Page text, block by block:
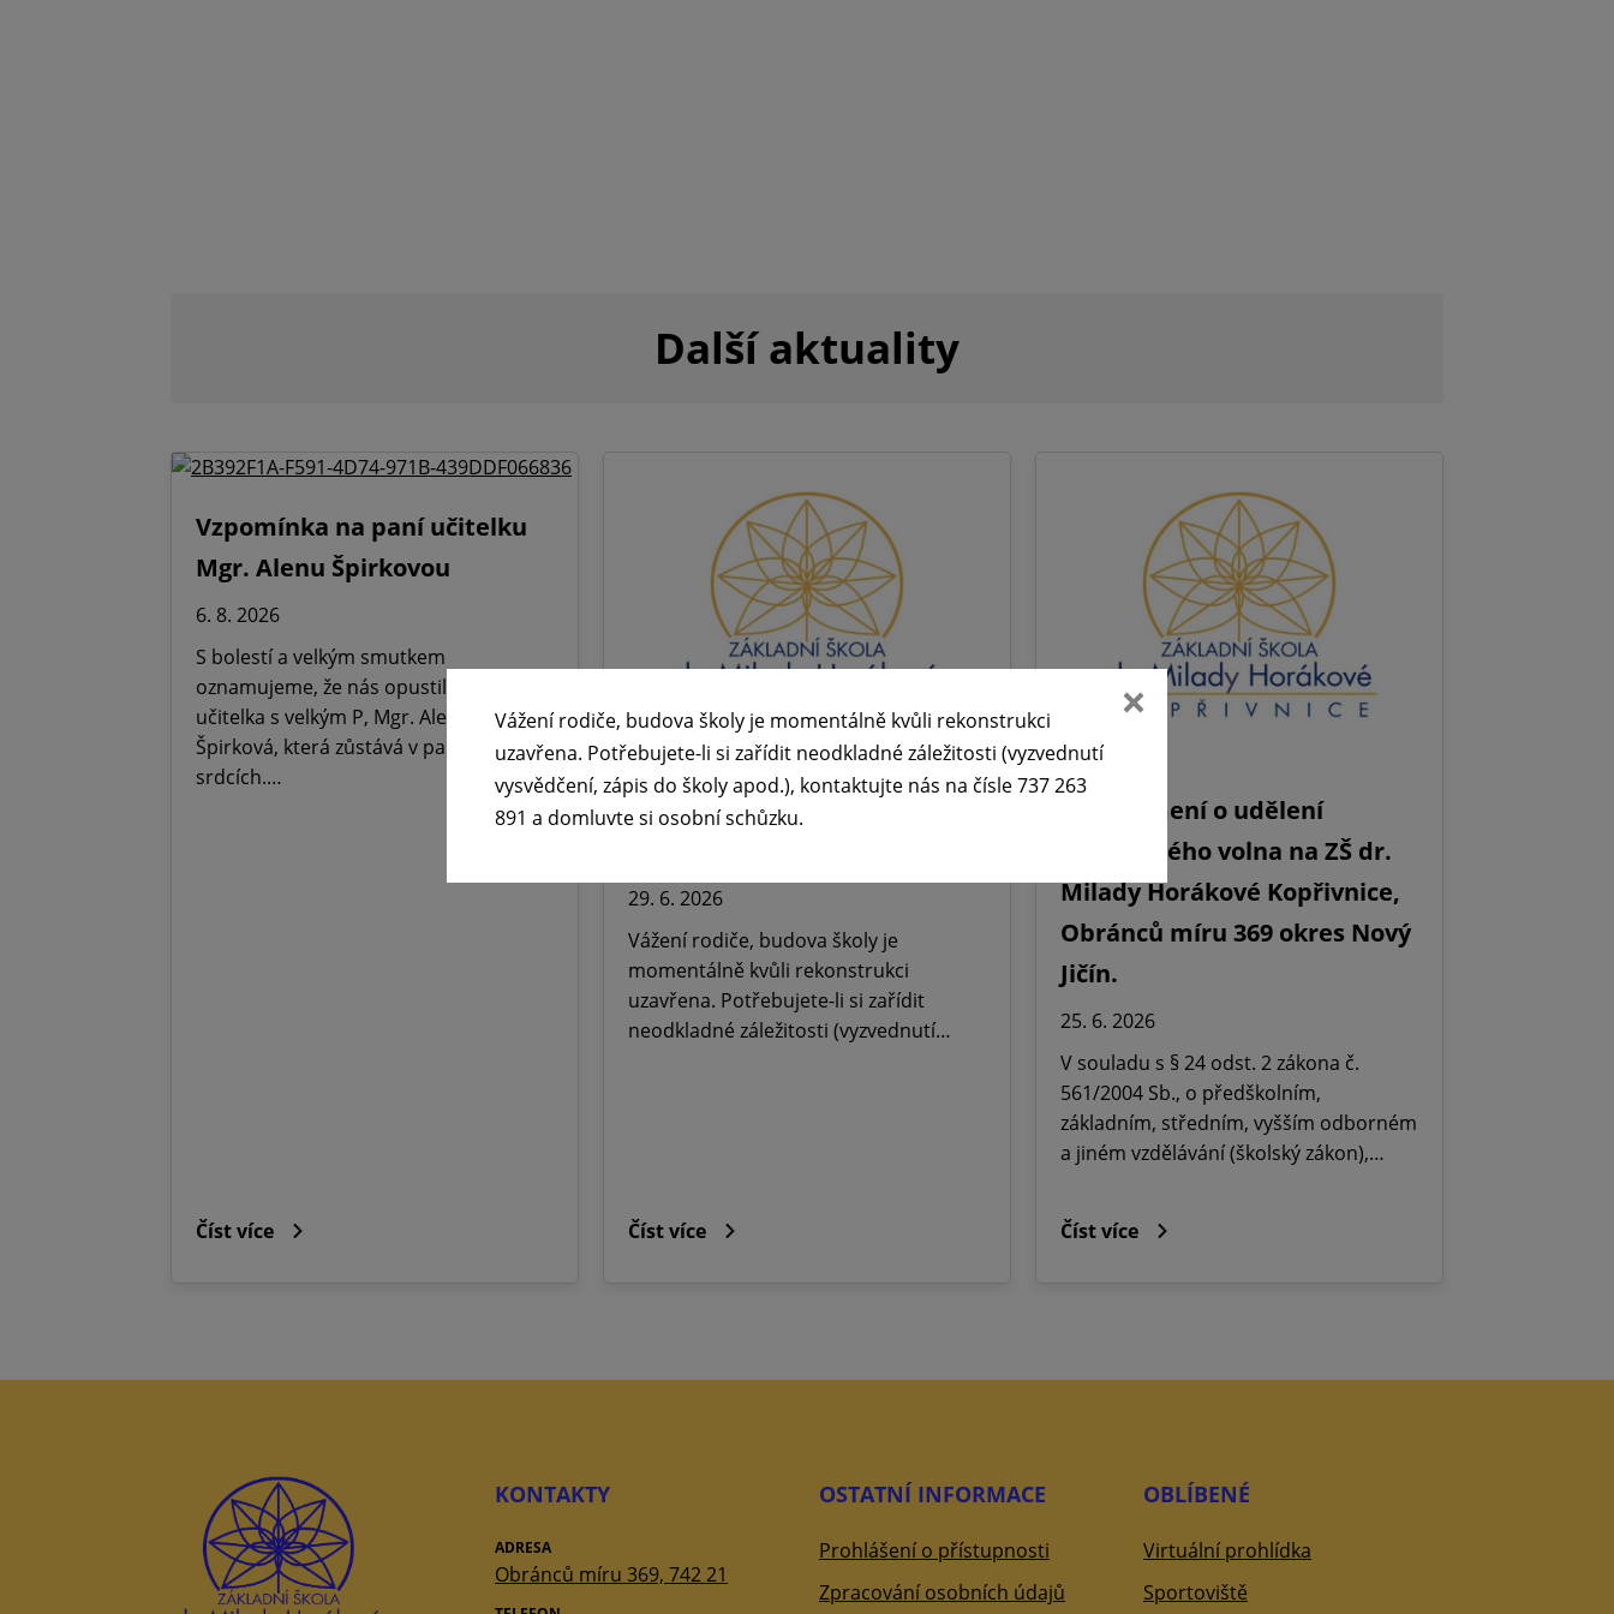
Další aktuality
Vzpomínka na paní učitelku
Mgr. Alenu Špirkovou
6. 8. 2026
S bolestí a velkým smutkem
oznamujeme, že nás opustila Paní
učitelka s velkým P, Mgr. Alena
Špirková, která zůstává v paměti,
srdcích.…
Číst více
🕧 Úřední dny v době letních
29. 6. 2026
Vážení rodiče, budova školy je
momentálně kvůli rekonstrukci
uzavřena. Potřebujete-li si zařídit
neodkladné záležitosti (vyzvednutí…
Číst více
🪧Oznámení o udělení
ředitelského volna na ZŠ dr.
Milady Horákové Kopřivnice,
Obránců míru 369 okres Nový
Jičín.
25. 6. 2026
V souladu s § 24 odst. 2 zákona č.
561/2004 Sb., o předškolním,
základním, středním, vyšším odborném
a jiném vzdělávání (školský zákon),…
Číst více
KONTAKTY
ADRESA
Obránců míru 369, 742 21
OSTATNÍ INFORMACE
Prohlášení o přístupnosti
Zpracování osobních údajů
OBLÍBENÉ
Virtuální prohlídka
Sportoviště
Vážení rodiče, budova školy je momentálně kvůli rekonstrukci
uzavřena. Potřebujete-li si zařídit neodkladné záležitosti (vyzvednutí
vysvědčení, zápis do školy apod.), kontaktujte nás na čísle 737 263
891 a domluvte si osobní schůzku.